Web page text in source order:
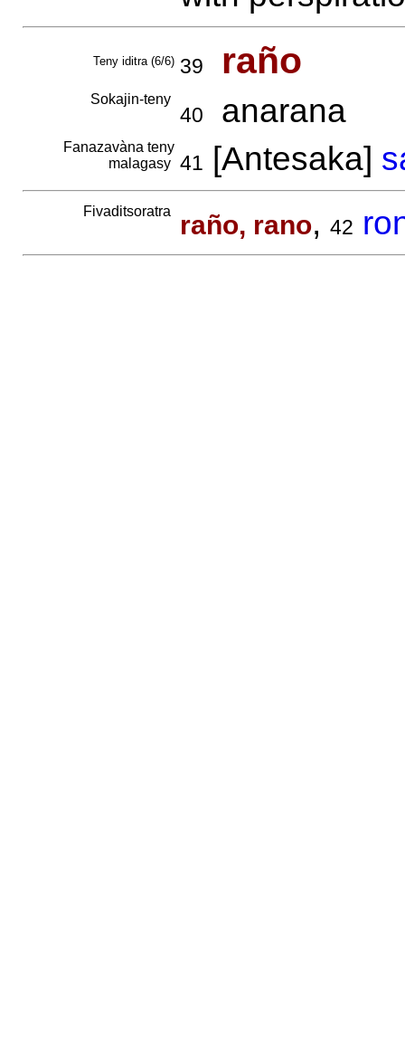
Teny iditra (6/6) 39 raño
Sokajin-teny
40 anarana
Fanazavàna teny
malagasy 41 [Antesaka]
Fivaditsoratra raño, rano, 42